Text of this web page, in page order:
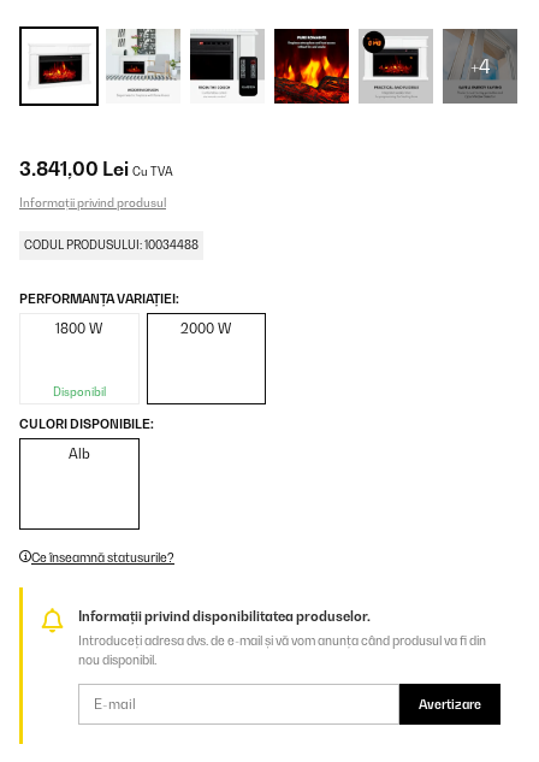
+4
3.841,00 Lei Cu TVA
Informații privind produsul
CODUL PRODUSULUI: 10034488
PERFORMANȚA VARIAȚIEI:
1800 W
Disponibil
2000 W
CULORI DISPONIBILE:
Alb
Ce înseamnă statusurile?
Informații privind disponibilitatea produselor.
Introduceți adresa dvs. de e-mail și vă vom anunța când produsul va fi din
nou disponibil.
Avertizare